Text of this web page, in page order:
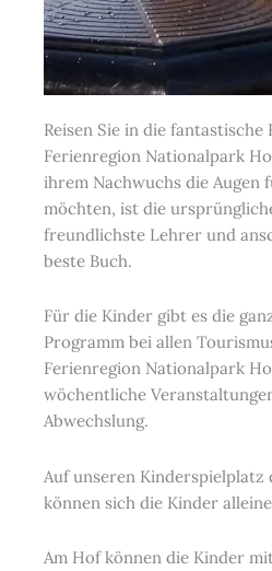
Reisen Sie in die
Ferienregion Nationalpark
ihrem Nachwuchs die Augen
möchten, ist die
freundlichste Lehrer und
beste Buch.
Für die Kinder gibt es die
Programm bei allen
Ferienregion Nationalpark
wöchentliche
Abwechslung.
Auf unseren
können sich die Kinder
Am Hof können die Kinder